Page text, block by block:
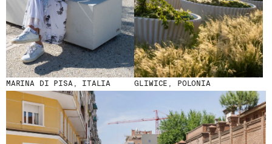
MARINA DI PISA, ITALIA GLIWICE, POLONIA